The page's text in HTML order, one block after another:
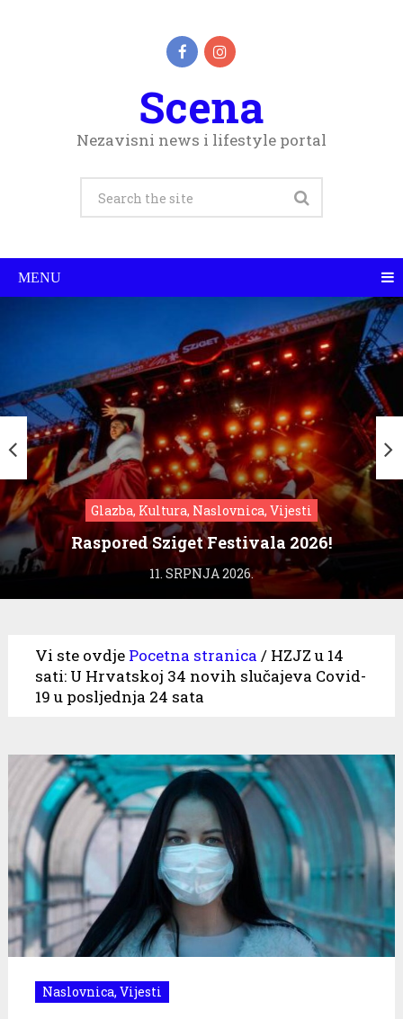
Scena
Nezavisni news i lifestyle portal
MENU
Glazba, Kultura, Naslovnica, Vijesti
Raspored Sziget Festivala 2026!
11. SRPNJA 2026.
Vi ste ovdje Pocetna stranica / HZJZ u 14
sati: U Hrvatskoj 34 novih slučajeva Covid-
19 u posljednja 24 sata
Naslovnica, Vijesti